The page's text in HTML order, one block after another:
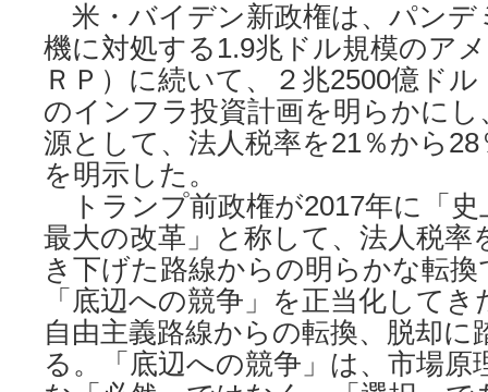
米・バイデン新政権は、パンデ
機に対処する1.9兆ドル規模のア
ＲＰ）に続いて、２兆2500億ド
のインフラ投資計画を明らかに
源として、法人税率を21％から
を明示した。
トランプ前政権が2017年に「史
最大の改革」と称して、法人税率
き下げた路線からの明らかな転
「底辺への競争」を正当化して
自由主義路線からの転換、脱却に
る。「底辺への競争」は、市場原